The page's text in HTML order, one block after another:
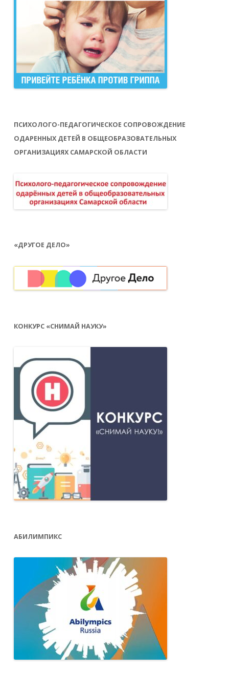
ПСИХОЛОГО-ПЕДАГОГИЧЕСКОЕ СОПРОВОЖДЕНИЕ
ОДАРЕННЫХ ДЕТЕЙ В ОБЩЕОБРАЗОВАТЕЛЬНЫХ
ОРГАНИЗАЦИЯХ САМАРСКОЙ ОБЛАСТИ
«ДРУГОЕ ДЕЛО»
КОНКУРС «СНИМАЙ НАУКУ»
АБИЛИМПИКС